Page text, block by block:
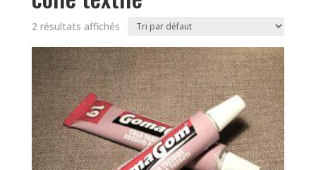
2 résultats affichés